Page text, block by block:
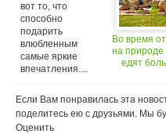
вот то, что
способно
подарить
влюбленным
самые яркие
впечатления....
Во время
на
едят
Если Вам понравилась эта
поделитесь ею с друзьями. Мы
Оценить